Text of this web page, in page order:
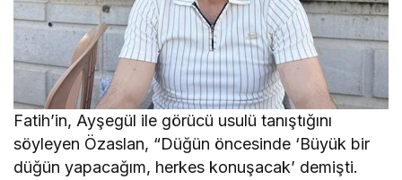
Fatih’in, Ayşegül ile görücü usulü tanıştığını
söyleyen Özaslan, “Düğün öncesinde ‘Büyük bir
düğün yapacağım, herkes konuşacak’ demişti.